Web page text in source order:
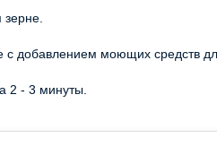
зерне.
с добавлением моющих средств
2 - 3 минуты.